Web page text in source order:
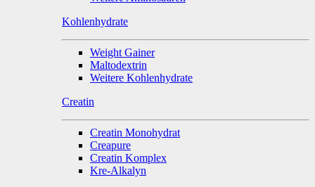
Kohlenhydrate
Weight Gainer
Maltodextrin
Weitere Kohlenhydrate
Creatin
Creatin Monohydrat
Creapure
Creatin Komplex
Kre-Alkalyn